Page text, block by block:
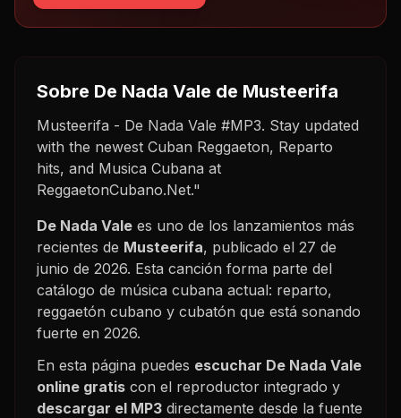
Sobre De Nada Vale de Musteerifa
Musteerifa - De Nada Vale #MP3. Stay updated
with the newest Cuban Reggaeton, Reparto
hits, and Musica Cubana at
ReggaetonCubano.Net."
De Nada Vale es uno de los lanzamientos más
recientes de Musteerifa, publicado el 27 de
junio de 2026. Esta canción forma parte del
catálogo de música cubana actual: reparto,
reggaetón cubano y cubatón que está sonando
fuerte en 2026.
En esta página puedes escuchar De Nada Vale
online gratis con el reproductor integrado y
descargar el MP3 directamente desde la fuente